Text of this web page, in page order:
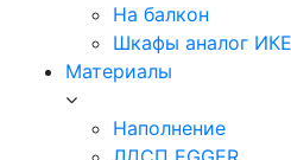
На балкон
Шкафы аналог
Материалы
Наполнение